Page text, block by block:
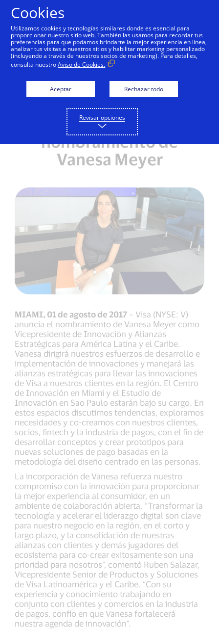
NOTAS DE PRENSA
Visa consolida esfuerzos
de innovación en
América Latina y el
Caribe con el
nombramiento de
Vanesa Meyer
MIAMI, 01 de agosto de 2017 – Visa (NYSE: V)
anuncia el nombramiento de Vanesa Meyer como
Vicepresidente de Innovación y Alianzas
Estratégicas para América Latina y el Caribe.
Vanesa dirigirá nuestros esfuerzos de desarrollo e
implementación de innovaciones y manejará las
alianzas estratégicas para llevar las innovaciones
de Visa a nuestros clientes en la región. El Centro
de Innovación en Miami y el Estudio de
Innovación en Sao Paulo estarán bajo su cargo. En
estos espacios discutimos tendencias, exploramos
necesidades y co-creamos con nuestros clientes,
socios, fintech y la industria de pagos, con el fin de
desarrollar conceptos y crear prototipos para
nuevas soluciones de pago basadas en la
metodología del diseño centrado en las personas.
La incorporación de Vanesa refuerza nuestro
compromiso con la innovación para proporcionar
la mejor experiencia al consumidor, en un
ambiente de colaboración abierta. “Transformar la
tecnología y acelerar el liderazgo digital son clave
para nuestro negocio en la región, en el corto y
largo plazo, y la consolidación de nuestras
alianzas con clientes y demás jugadores del
ecosistema para co-crear exitosamente son una
prioridad para nosotros”, comentó Ruben Salazar,
Vicepresidente Senior de Productos y Soluciones
de Visa Latinoamérica y el Caribe. “Con su
experiencia y conocimiento trabajando en
conjunto con clientes y comercios en la industria
de pagos, confío en que Vanesa fortalecerá
nuestra agenda de innovación”.
Cookies
Utilizamos cookies y tecnologías similares donde es esencial para
proporcionar nuestro sitio web. También las usamos para recordar tus
preferencias para que podamos brindarte la mejor experiencia en línea,
analizar tus visitas a nuestros sitios y habilitar marketing personalizado
(incluyendo a través de nuestros socios de marketing). Para detalles,
consulta nuestroAviso de Cookies.
Aceptar Rechazar todo
Revisar opciones